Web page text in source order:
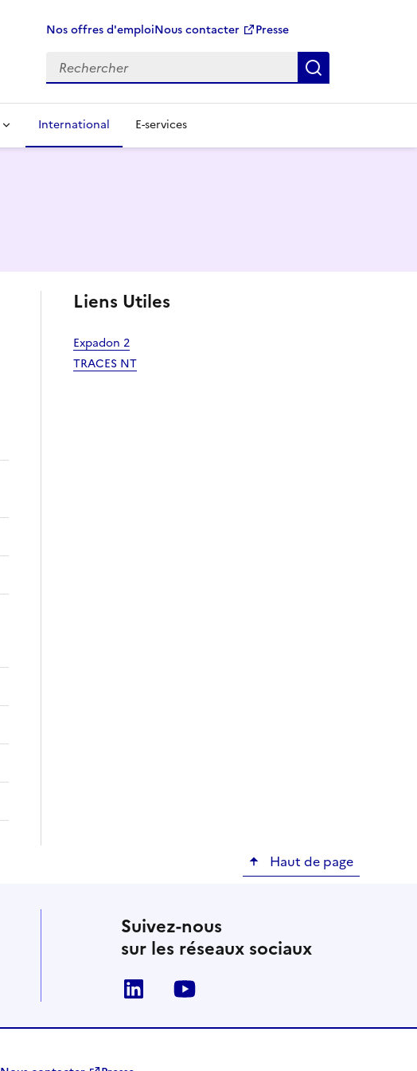
Nos offres d'emploiNous contacter Presse
International E-services
Liens Utiles
Expadon 2
TRACES NT
Haut de page
Suivez-nous
sur les réseaux sociaux
Linkedin